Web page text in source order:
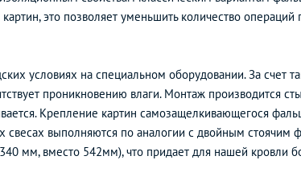
это позволяет уменьшить количество операций
условиях на специальном оборудовании. За счет
проникновению влаги. Монтаж производится
Крепление картин самозащелкивающегося
выполняются по аналогии с двойным стоячим
мм, вместо 542мм), что придает для нашей кровли